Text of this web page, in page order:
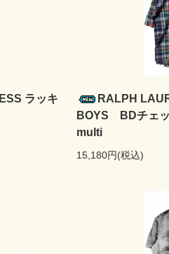
ラッキ
RALPH
BOYS BDチェ
multi
15,180円(税込)